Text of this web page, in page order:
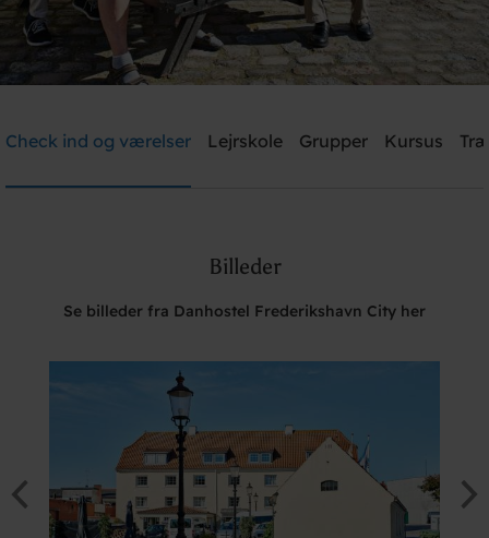
Brug for hjælp? Ring+45 9842 1475
Check ind og værelser Lejrskole Grupper Kursus
Billeder
Se billeder fra Danhostel Frederikshavn City her